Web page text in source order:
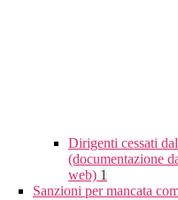
Dirigenti cessati
(documentazione
web) 1
Sanzioni per mancata